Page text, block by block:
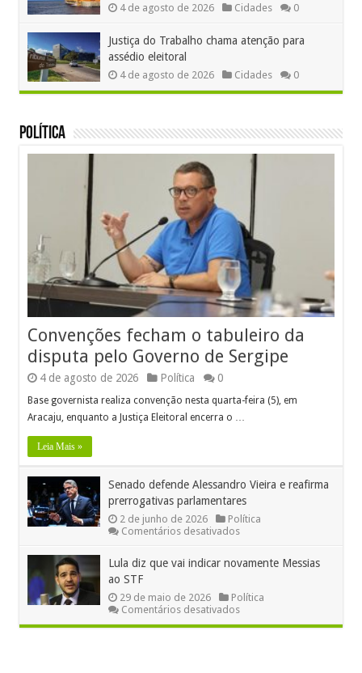
4 de agosto de 2026 Cidades 0
Justiça do Trabalho chama atenção para
assédio eleitoral
4 de agosto de 2026 Cidades 0
Política
Convenções fecham o tabuleiro da
disputa pelo Governo de Sergipe
4 de agosto de 2026 Política 0
Base governista realiza convenção nesta quarta-feira (5), em
Aracaju, enquanto a Justiça Eleitoral encerra o …
Leia Mais »
Senado defende Alessandro Vieira e reafirma
prerrogativas parlamentares
2 de junho de 2026
Política
Comentários desativadosem
Alessandro
e
reafirma
prerrogativas
parlamentares
Lula diz que vai indicar novamente Messias
ao STF
29 de maio de 2026
Política
Comentários desativadosem